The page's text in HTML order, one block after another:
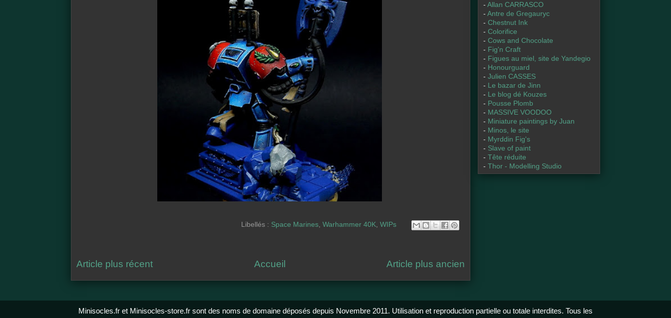
Libellés : Space Marines, Warhammer 40K, WIPs
pa
ma
il
sursur
bo
ok
sur
est
Article plus récent Article plus ancien
Accueil
- Allan CARRASCO
- Antre de Gregauryc
- Chestnut Ink
- Colorifice
- Cows and Chocolate
- Fig'n Craft
- Figues au miel, site de Yandegio
- Honourguard
- Julien CASSES
-
Le bazar de Jinn
-
Le blog dé Kouzes
- Pousse Plomb
- MASSIVE VOODOO
- Miniature paintings by Juan
- Minos, le site
- Myrddin Fig's
- Slave of paint
- Tête réduite
- Thor - Modelling Studio
Minisocles.fr et Minisocles-store.fr sont des noms de domaine déposés depuis Novembre 2011. Utilisation et reproduction partielle ou totale interdites. Tous les